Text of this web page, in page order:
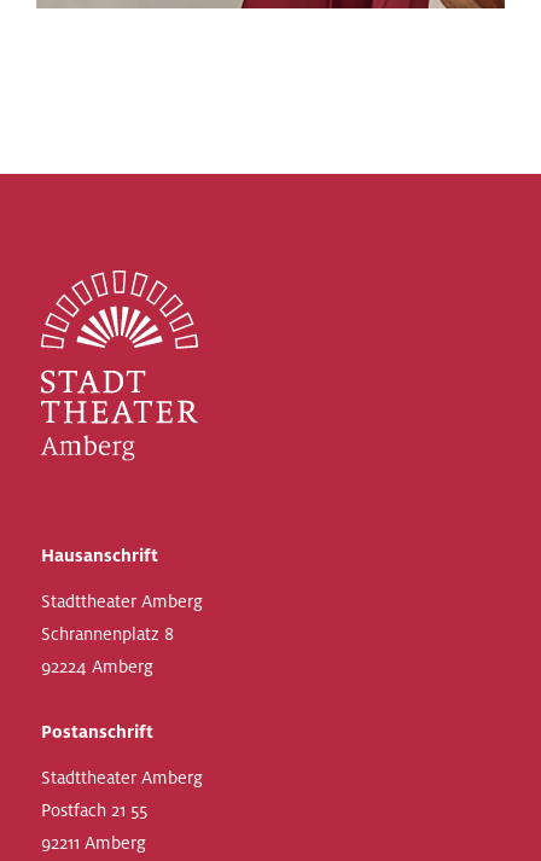
Hausanschrift
Stadttheater Amberg
Schrannenplatz 8
92224 Amberg
Postanschrift
Stadttheater Amberg
Postfach 21 55
92211 Amberg